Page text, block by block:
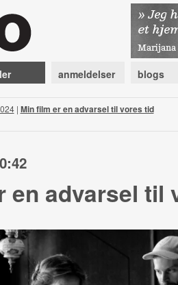
anmeldelser blogs
| Min film er en advarsel til vores tid
en advarsel til